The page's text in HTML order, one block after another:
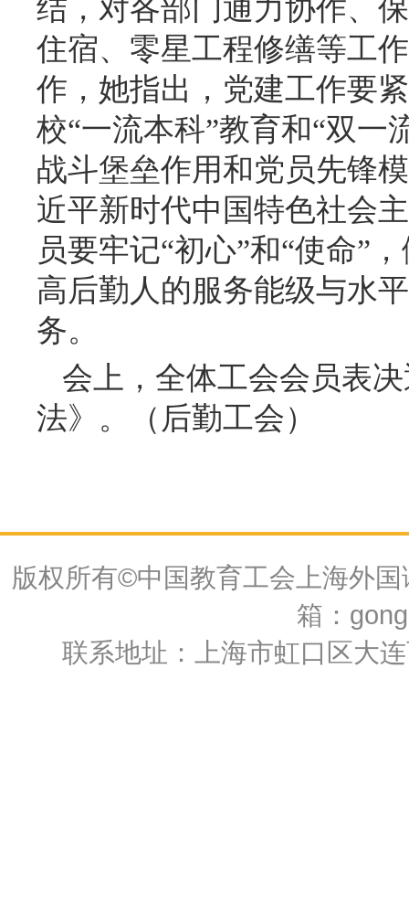
结，对各部门通力协作、
住宿、零星工程修缮等工
作，她指出，党建工作要
校“一流本科”教育和“双一
战斗堡垒作用和党员先锋
近平新时代中国特色社会
员要牢记“初心”和“使命”
高后勤人的服务能级与水
务。
会上，全体工会会员表
法》。（后勤工会）
版权所有©中国教育工会上海外
箱：
联系地址：上海市虹口区大